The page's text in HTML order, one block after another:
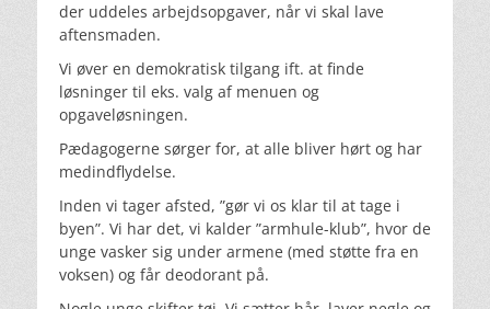
der uddeles arbejdsopgaver, når vi skal lave
aftensmaden.
Vi øver en demokratisk tilgang ift. at finde
løsninger til eks. valg af menuen og
opgaveløsningen.
Pædagogerne sørger for, at alle bliver hørt og har
medindflydelse.
Inden vi tager afsted, ”gør vi os klar til at tage i
byen”. Vi har det, vi kalder ”armhule-klub”, hvor de
unge vasker sig under armene (med støtte fra en
voksen) og får deodorant på.